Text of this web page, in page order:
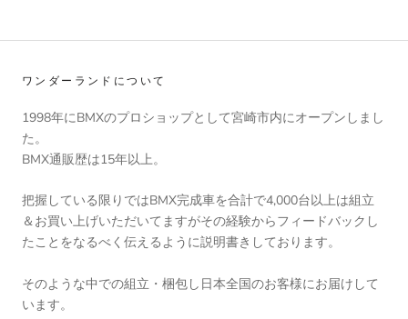
ワンダーランドについて
1998年にBMXのプロショップとして宮崎市内にオープンしまし
た。
BMX通販歴は15年以上。
把握している限りではBMX完成車を合計で4,000台以上は組立
＆お買い上げいただいてますがその経験からフィードバックし
たことをなるべく伝えるように説明書きしております。
そのような中での組立・梱包し日本全国のお客様にお届けして
います。